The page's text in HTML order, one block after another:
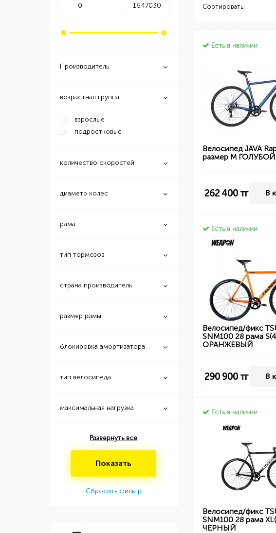
Производитель
возрастная группа
взрослые
подростковые
количество скоростей
диаметр колес
рама
тип тормозов
страна производитель
размер рамы
блокировка амортизатора
тип велосипеда
максимальная нагрузка
Развернуть все
Показать
Сбросить фильтр
Сортировать:
Есть в наличии
Велосипед JAVA
размер М ГОЛУБОЙ
262 400тг В
Есть в наличии
Велосипед/фикс
SNM100 28 рама
ОРАНЖЕВЫЙ
290 900тг В
Есть в наличии
Велосипед/фикс
SNM100 28 рама
ЧЕРНЫЙ